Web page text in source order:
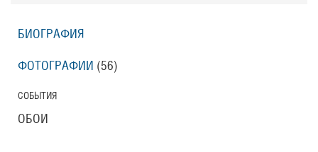
БИОГРАФИЯ
ФОТОГРАФИИ (56)
СОБЫТИЯ
ОБОИ